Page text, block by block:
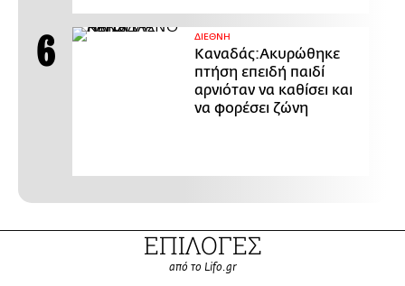
ΔΙΕΘΝΗ
Καναδάς:Ακυρώθηκε
πτήση επειδή παιδί
αρνιόταν να καθίσει και
να φορέσει ζώνη
ΕΠΙΛΟΓΕΣ
από το Lifo.gr